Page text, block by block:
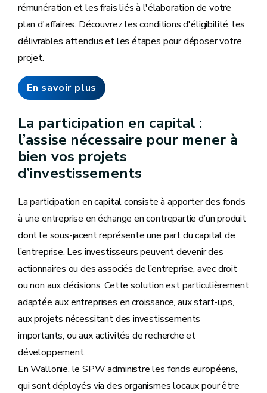
rémunération et les frais liés à l'élaboration de votre
plan d'affaires. Découvrez les conditions d'éligibilité, les
délivrables attendus et les étapes pour déposer votre
projet.
En savoir plus
La participation en capital :
l’assise nécessaire pour mener à
bien vos projets
d’investissements
La participation en capital consiste à apporter des fonds
à une entreprise en échange en contrepartie d’un produit
dont le sous-jacent représente une part du capital de
l’entreprise. Les investisseurs peuvent devenir des
actionnaires ou des associés de l’entreprise, avec droit
ou non aux décisions. Cette solution est particulièrement
adaptée aux entreprises en croissance, aux start-ups,
aux projets nécessitant des investissements
importants, ou aux activités de recherche et
développement.
En Wallonie, le SPW administre les fonds européens,
qui sont déployés via des organismes locaux pour être